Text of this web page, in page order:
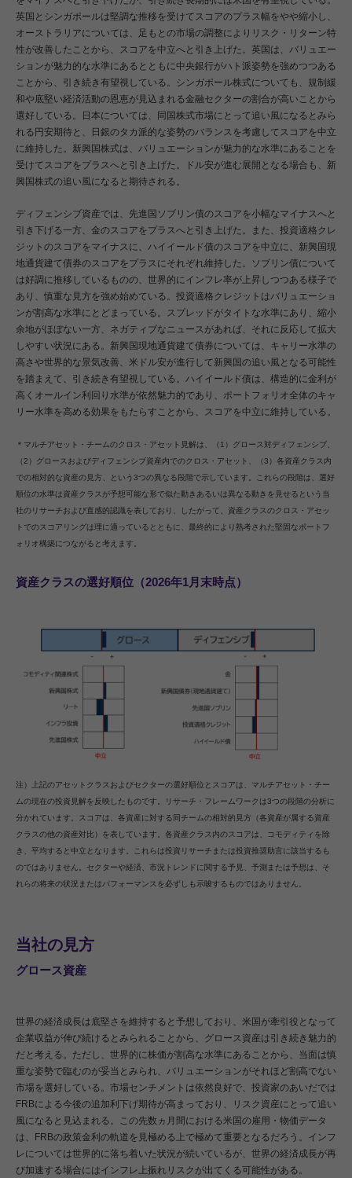
英国とシンガポールは堅調な推移を受けてスコアのプラス幅をやや縮小し、
オーストラリアについては、足もとの市場の調整によりリスク・リターン特
性が改善したことから、スコアを中立へと引き上げた。英国は、バリュエー
ションが魅力的な水準にあるとともに中央銀行がハト派姿勢を強めつつある
ことから、引き続き有望視している。シンガポール株式についても、規制緩
和や底堅い経済活動の恩恵が見込まれる金融セクターの割合が高いことから
選好している。日本については、同国株式市場にとって追い風になるとみら
れる円安期待と、日銀のタカ派的な姿勢のバランスを考慮してスコアを中立
に維持した。新興国株式は、バリュエーションが魅力的な水準にあることを
受けてスコアをプラスへと引き上げた。ドル安が進む展開となる場合も、新
興国株式の追い風になると期待される。
ディフェンシブ資産では、先進国ソブリン債のスコアを小幅なマイナスへと
引き下げる一方、金のスコアをプラスへと引き上げた。また、投資適格クレ
ジットのスコアをマイナスに、ハイイールド債のスコアを中立に、新興国現
地通貨建て債券のスコアをプラスにそれぞれ維持した。ソブリン債について
は好調に推移しているものの、世界的にインフレ率が上昇しつつある様子で
あり、慎重な見方を強め始めている。投資適格クレジットはバリュエーショ
ンが割高な水準にとどまっている。スプレッドがタイトな水準にあり、縮小
余地がほぼない一方、ネガティブなニュースがあれば、それに反応して拡大
しやすい状況にある。新興国現地通貨建て債券については、キャリー水準の
高さや世界的な景気改善、米ドル安が進行して新興国の追い風となる可能性
を踏まえて、引き続き有望視している。ハイイールド債は、構造的に金利が
高くオールイン利回り水準が依然魅力的であり、ポートフォリオ全体のキャ
リー水準を高める効果をもたらすことから、スコアを中立に維持している。
＊マルチアセット・チームのクロス・アセット見解は、（1）グロース対ディフェンシブ、
（2）グロースおよびディフェンシブ資産内でのクロス・アセット、（3）各資産クラス内
での相対的な資産の見方、という3つの異なる段階で示しています。これらの段階は、選好
順位の水準は資産クラスが予想可能な形で似た動きあるいは異なる動きを見せるという当
社のリサーチおよび直感的認識を表しており、したがって、資産クラスのクロス・アセッ
トでのスコアリングは理に適っているとともに、最終的により熟考された堅固なポートフ
ォリオ構築につながると考えます。
資産クラスの選好順位（2026年1月末時点）
注）上記のアセットクラスおよびセクターの選好順位とスコアは、マルチアセット・チー
ムの現在の投資見解を反映したものです。リサーチ・フレームワークは3つの段階の分析に
分かれています。スコアは、各資産に対する同チームの相対的見方（各資産が属する資産
クラスの他の資産対比）を表しています。各資産クラス内のスコアは、コモディティを除
き、平均すると中立となります。これらは投資リサーチまたは投資推奨助言に該当するも
のではありません。セクターや経済、市況トレンドに関する予見、予測または予想は、そ
れらの将来の状況またはパフォーマンスを必ずしも示唆するものではありません。
当社の見方
グロース資産
世界の経済成長は底堅さを維持すると予想しており、米国が牽引役となって
企業収益が伸び続けるとみられることから、グロース資産は引き続き魅力的
だと考える。ただし、世界的に株価が割高な水準にあることから、当面は慎
重な姿勢で臨むのが妥当とみられ、バリュエーションがそれほど割高でない
市場を選好している。市場センチメントは依然良好で、投資家のあいだでは
FRBによる今後の追加利下げ期待が高まっており、リスク資産にとって追い
風になると見込まれる。この先数ヵ月間における米国の雇用・物価データ
は、FRBの政策金利の軌道を見極める上で極めて重要となるだろう。インフ
レについては世界的に落ち着いた状況が続いているが、世界の経済成長が再
び加速する場合にはインフレ上振れリスクが出てくる可能性がある。